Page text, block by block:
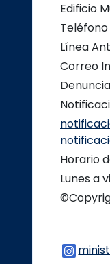
Edificio
Línea
Correo
Horario
Lunes a